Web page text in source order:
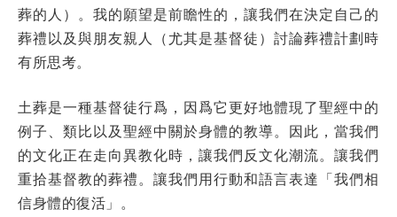
葬的人）。我的願望是前瞻性的，讓我們在決定自己的
葬禮以及與朋友親人（尤其是基督徒）討論葬禮計劃時
有所思考。
土葬是一種基督徒行爲，因爲它更好地體現了聖經中的
例子、類比以及聖經中關於身體的教導。因此，當我們
的文化正在走向異教化時，讓我們反文化潮流。讓我們
重拾基督教的葬禮。讓我們用行動和語言表達「我們相
信身體的復活」。